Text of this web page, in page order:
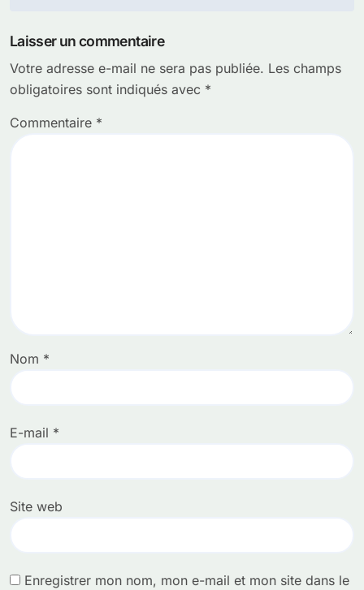
Laisser un commentaire
Votre adresse e-mail ne sera pas publiée. Les champs
obligatoires sont indiqués avec *
Commentaire *
Nom *
E-mail *
Site web
Enregistrer mon nom, mon e-mail et mon site dans le